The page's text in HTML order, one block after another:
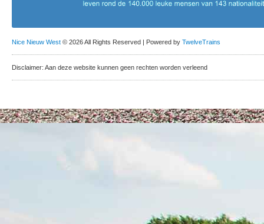
Nice Nieuw West © 2026 All Rights Reserved | Powered by TwelveTrains
Disclaimer: Aan deze website kunnen geen rechten worden verleend